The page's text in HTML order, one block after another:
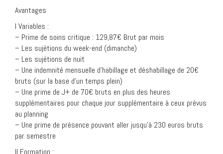
Avantages
I Variables :
– Prime de soins critique : 129,87€ Brut par mois
– Les sujétions du week-end (dimanche)
– Les sujétions de nuit
– Une indemnité mensuelle d’habillage et déshabillage de 20€
bruts (sur la base d’un temps plein)
– Une prime de J+ de 70€ bruts en plus des heures
supplémentaires pour chaque jour supplémentaire à ceux prévus
au planning
– Une prime de présence pouvant aller jusqu’à 230 euros bruts
par semestre
II Formation :